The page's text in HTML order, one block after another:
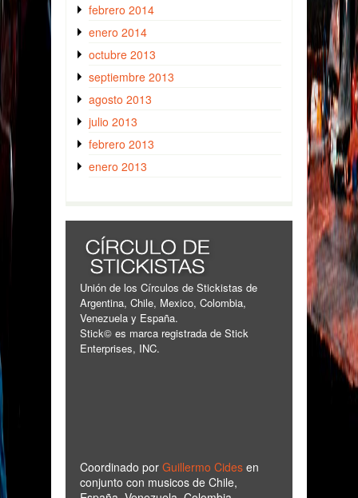
febrero 2014
enero 2014
octubre 2013
septiembre 2013
agosto 2013
julio 2013
febrero 2013
enero 2013
Unión de los Círculos de Stickistas de
Argentina, Chile, Mexico, Colombia,
Venezuela y España.
Stick© es marca registrada de Stick
Enterprises, INC.
Coordinado por Guillermo Cides en
conjunto con musicos de Chile,